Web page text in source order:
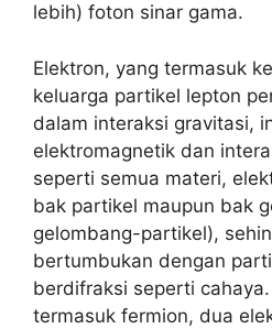
lebih) foton sinar gama.
Elektron, yang termasuk
keluarga partikel lepton
dalam interaksi gravitasi,
elektromagnetik dan
seperti semua materi,
bak partikel maupun bak
gelombang-partikel),
bertumbukan dengan
berdifraksi seperti
termasuk fermion, dua